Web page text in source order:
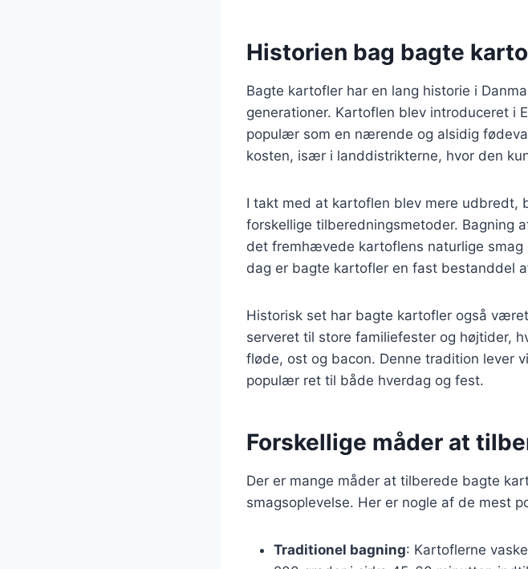
Historien bag bagte
Bagte kartofler har en lang historie i
generationer. Kartoflen blev introduceret i
populær som en nærende og alsidig
kosten, især i landdistrikterne, hvor den
I takt med at kartoflen blev mere udbredt,
forskellige tilberedningsmetoder. Bagning
det fremhævede kartoflens naturlige
dag er bagte kartofler en fast bestanddel
Historisk set har bagte kartofler også
serveret til store familiefester og højtider,
fløde, ost og bacon. Denne tradition lever
populær ret til både hverdag og fest.
Forskellige måder at
Der er mange måder at tilberede bagte
smagsoplevelse. Her er nogle af de mest
Traditionel bagning: Kartoflerne